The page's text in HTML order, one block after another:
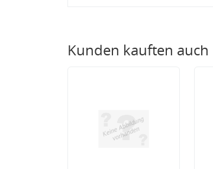
Kunden kauften auch